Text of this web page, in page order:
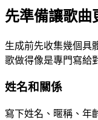
先準備讓歌曲
生成前先收集幾個具
歌做得像是專門寫給
姓名和關係
寫下姓名、暱稱、年